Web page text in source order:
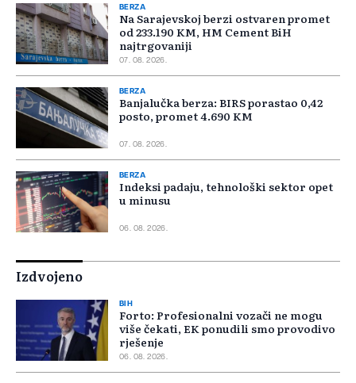
BERZA
Na Sarajevskoj berzi ostvaren promet
od 233.190 KM, HM Cement BiH
najtrgovaniji
07. 08. 2026.
BERZA
Banjalučka berza: BIRS porastao 0,42
posto, promet 4.690 KM
07. 08. 2026.
BERZA
Indeksi padaju, tehnološki sektor opet
u minusu
06. 08. 2026.
Izdvojeno
BIH
Forto: Profesionalni vozači ne mogu
više čekati, EK ponudili smo provodivo
rješenje
06. 08. 2026.